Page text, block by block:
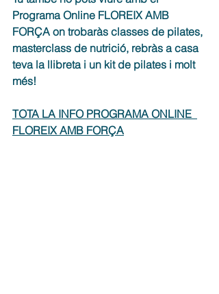
Programa Online FLOREIX AMB
FORÇA on trobaràs classes de pilates,
masterclass de nutrició, rebràs a casa
teva la llibreta i un kit de pilates i molt
més!
TOTA LA INFO PROGRAMA ONLINE
FLOREIX AMB FORÇA